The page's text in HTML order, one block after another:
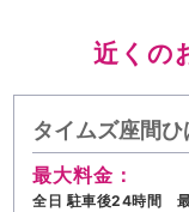
近くの
タイムズ座間
最大料金：
全日 駐車後24時間